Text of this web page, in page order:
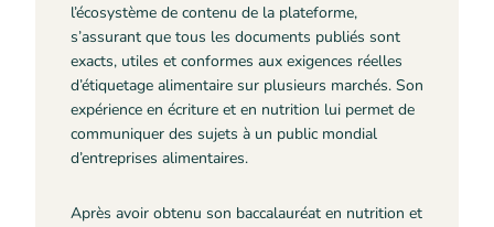
l’écosystème de contenu de la plateforme,
s’assurant que tous les documents publiés sont
exacts, utiles et conformes aux exigences réelles
d’étiquetage alimentaire sur plusieurs marchés. Son
expérience en écriture et en nutrition lui permet de
communiquer des sujets à un public mondial
d’entreprises alimentaires.
Après avoir obtenu son baccalauréat en nutrition et